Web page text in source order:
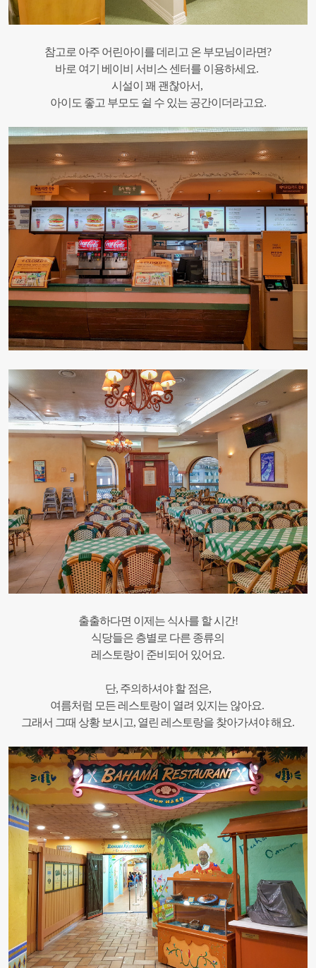
참고로 아주 어린아이를 데리고 온 부모님이라면?
바로 여기 베이비 서비스 센터를 이용하세요.
시설이 꽤 괜찮아서,
아이도 좋고 부모도 쉴 수 있는 공간이더라고요.
출출하다면 이제는 식사를 할 시간!
식당들은 층별로 다른 종류의
레스토랑이 준비되어 있어요.
단, 주의하셔야 할 점은,
여름처럼 모든 레스토랑이 열려 있지는 않아요.
그래서 그때 상황 보시고, 열린 레스토랑을 찾아가셔야 해요.